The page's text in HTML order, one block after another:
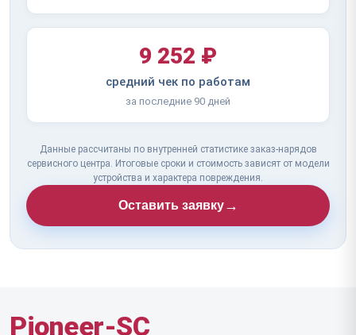
9 252 ₽
средний чек по работам
за последние 90 дней
Данные рассчитаны по внутренней статистике заказ-нарядов
сервисного центра. Итоговые сроки и стоимость зависят от модели
устройства и характера повреждения.
Оставить заявку→
Pioneer-SC